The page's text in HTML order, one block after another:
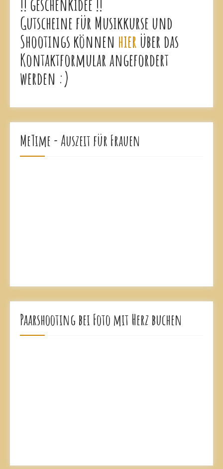
Gutscheine für Musikkurse und
Shootings können hier über das
Kontaktformular angefordert
werden :)
MeTime - Auszeit für Frauen
Paarshooting bei Foto mit Herz buchen